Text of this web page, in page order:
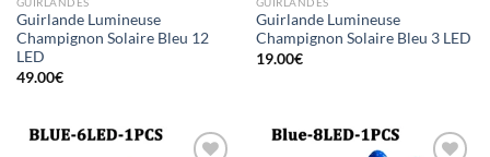
Guirlande Lumineuse
Champignon Solaire Bleu 12
LED
49.00€
Guirlande Lumineuse
Champignon Solaire Bleu 3 LED
19.00€